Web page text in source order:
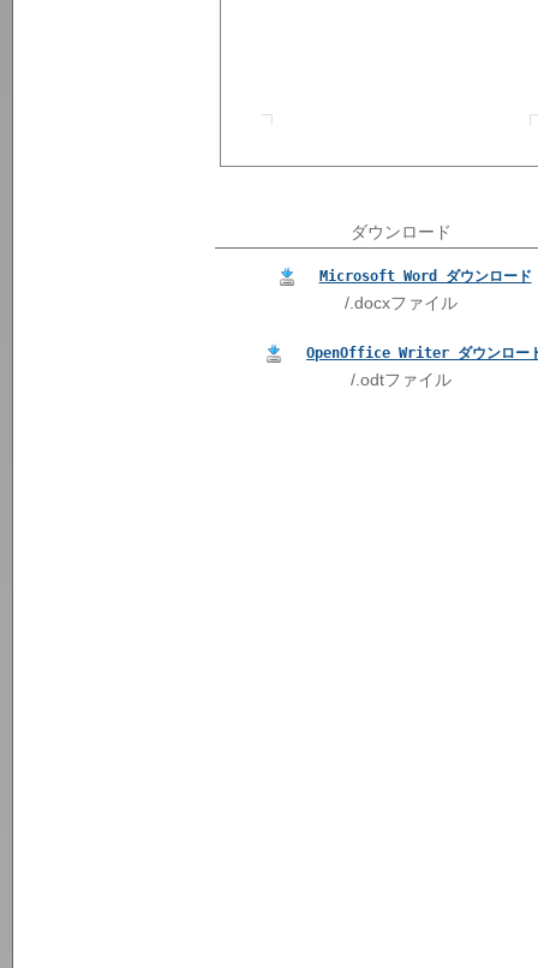
ダウンロード
Microsoft Word ダウンロード
/.docxファイル
OpenOffice Writer ダウンロー
/.odtファイル